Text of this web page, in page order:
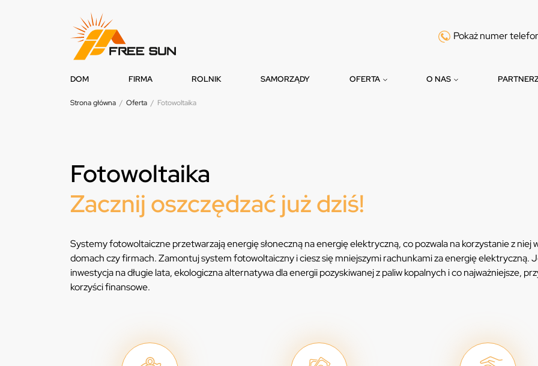
Pokaż numer
DOM FIRMA ROLNIK SAMORZĄDY OFERTA O NAS
Strona główna / Oferta / Fotowoltaika
Fotowoltaika
Zacznij oszczędzać już dziś!
Systemy fotowoltaiczne przetwarzają energię słoneczną na energię elektryczną, co pozwala na korzystanie z niej
domach czy firmach. Zamontuj system fotowoltaiczny i ciesz się mniejszymi rachunkami za energię elektryczną.
inwestycja na długie lata, ekologiczna alternatywa dla energii pozyskiwanej z paliw kopalnych i co najważniejsze,
korzyści finansowe.